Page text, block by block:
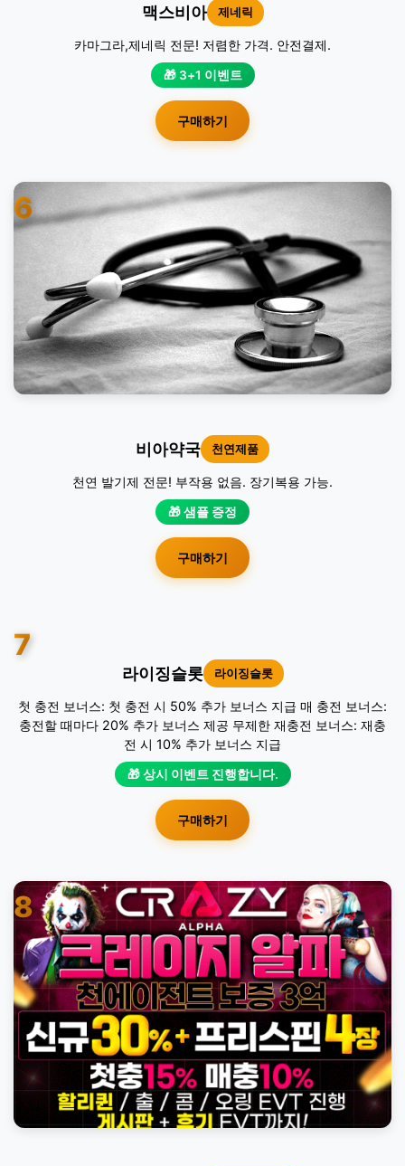
맥스비아 제네릭
카마그라,제네릭 전문! 저렴한 가격. 안전결제.
🎁 3+1 이벤트
구매하기
6
비아약국 천연제품
천연 발기제 전문! 부작용 없음. 장기복용 가능.
🎁 샘플 증정
구매하기
7
라이징슬롯 라이징슬롯
첫 충전 보너스: 첫 충전 시 50% 추가 보너스 지급 매 충전 보너스:
충전할 때마다 20% 추가 보너스 제공 무제한 재충전 보너스: 재충
전 시 10% 추가 보너스 지급
🎁 상시 이벤트 진행합니다.
구매하기
8